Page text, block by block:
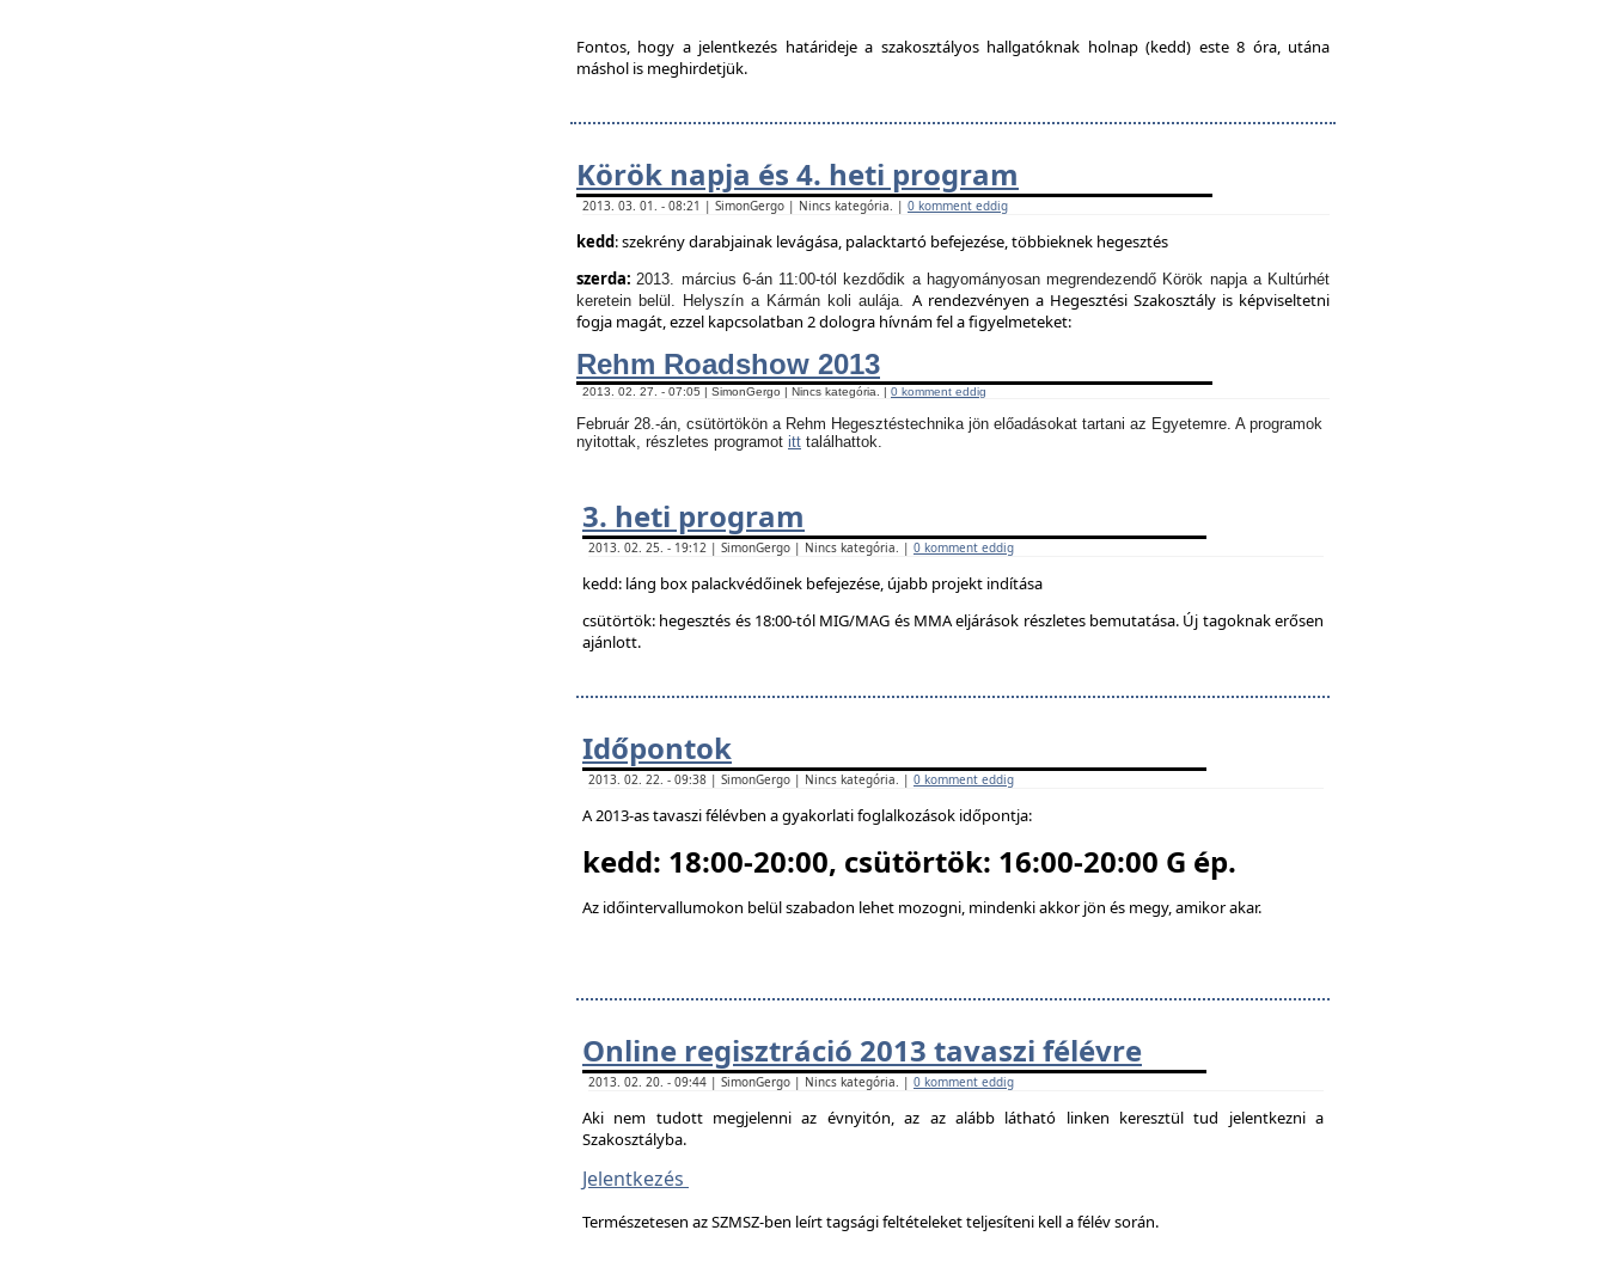
Fontos, hogy a jelentkezés határideje a szakosztályos hallgatóknak holnap (kedd) este 8 óra, utána
máshol is meghirdetjük.
Körök napja és 4. heti program
2013. 03. 01. - 08:21 | SimonGergo | Nincs kategória. | 0 komment eddig
kedd: szekrény darabjainak levágása, palacktartó befejezése, többieknek hegesztés
szerda:2013. március 6-án 11:00-tól kezdődik a hagyományosan megrendezendő Körök napja a Kultúrhét
keretein belül. Helyszín a Kármán koli aulája. A rendezvényen a Hegesztési Szakosztály is képviseltetni
fogja magát, ezzel kapcsolatban 2 dologra hívnám fel a figyelmeteket:
Rehm Roadshow 2013
2013. 02. 27. - 07:05 | SimonGergo | Nincs kategória. | 0 komment eddig
Február 28.-án, csütörtökön a Rehm Hegesztéstechnika jön előadásokat tartani az Egyetemre. A programok
nyitottak, részletes programot itt találhattok.
3. heti program
2013. 02. 25. - 19:12 | SimonGergo | Nincs kategória. | 0 komment eddig
kedd: láng box palackvédőinek befejezése, újabb projekt indítása
csütörtök: hegesztés és 18:00-tól MIG/MAG és MMA eljárások részletes bemutatása. Új tagoknak erősen
ajánlott.
Időpontok
2013. 02. 22. - 09:38 | SimonGergo | Nincs kategória. | 0 komment eddig
A 2013-as tavaszi félévben a gyakorlati foglalkozások időpontja:
kedd: 18:00-20:00, csütörtök: 16:00-20:00 G ép.
Az időintervallumokon belül szabadon lehet mozogni, mindenki akkor jön és megy, amikor akar.
Online regisztráció 2013 tavaszi félévre
2013. 02. 20. - 09:44 | SimonGergo | Nincs kategória. | 0 komment eddig
Aki nem tudott megjelenni az évnyitón, az az alább látható linken keresztül tud jelentkezni a
Szakosztályba.
Jelentkezés
Természetesen az SZMSZ-ben leírt tagsági feltételeket teljesíteni kell a félév során.